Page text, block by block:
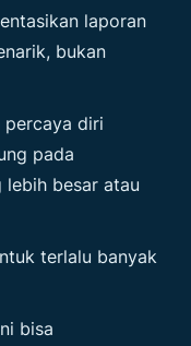
laporan
bukan
percaya diri
pada
besar atau
terlalu banyak
bisa